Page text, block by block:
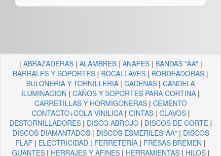
| ABRAZADERAS| ALAMBRES| ANAFES| BANDAS "AA"|
BARRALES Y SOPORTES | BOCALLAVES | BORDEADORAS |
BULONERIA Y TORNILLERIA | CADENAS | CANDELA
ILUMINACION | CAÑOS Y SOPORTES PARA CORTINA |
CARRETILLAS Y HORMIGONERAS| CEMENTO
CONTACTO+COLA VINILICA| CINTAS| CLAVOS|
DESTORNILLADORES| DISCO ABROJO| DISCOS DE CORTE|
DISCOS DIAMANTADOS| DISCOS ESMERILES"AA"| DISCOS
FLAP | ELECTRICIDAD | FERRETERIA | FRESAS BREMEN |
GUANTES| HERRAJES Y AFINES| HERRAMIENTAS| HILOS|